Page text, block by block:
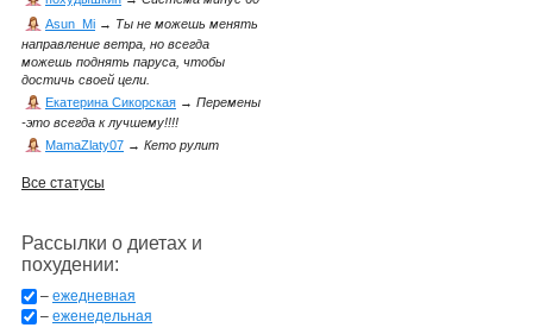
Asun_Mi → Ты не можешь менять
направление ветра, но всегда
можешь поднять паруса, чтобы
достичь своей цели.
Екатерина Сикорская → Перемены
-это всегда к лучшему!!!!
MamaZlaty07 → Кето рулит
Все статусы
Рассылки о диетах и
похудении:
– ежедневная
– еженедельная